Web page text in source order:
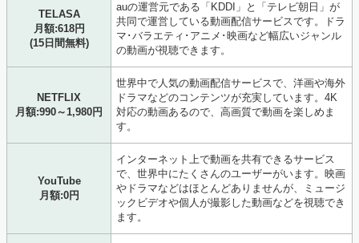
TELASA
月額:618円
(15日間無料)
auの運営元である「KDDI」と「テレビ朝日」が
共同で運営している動画配信サービスです。ドラ
マ･バラエティ･アニメ･映画など幅広いジャンル
の動画が視聴できます。
NETFLIX
月額:990～1,980円
世界中で人気の動画配信サービスで、洋画や海外
ドラマなどのコンテンツが充実しています。4K
対応の動画あるので、高画質で動画を楽しめま
す。
YouTube
月額:0円
インターネット上で動画を共有できるサービス
で、世界中にたくさんのユーザーがいます。映画
やドラマなどはほとんどありませんが、ミュージ
ックビデオや個人が撮影した動画などを視聴でき
ます。